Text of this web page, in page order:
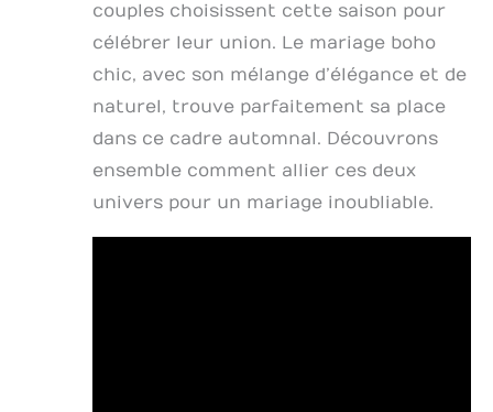
couples choisissent cette saison pour
célébrer leur union. Le mariage boho
chic, avec son mélange d’élégance et de
naturel, trouve parfaitement sa place
dans ce cadre automnal. Découvrons
ensemble comment allier ces deux
univers pour un mariage inoubliable.